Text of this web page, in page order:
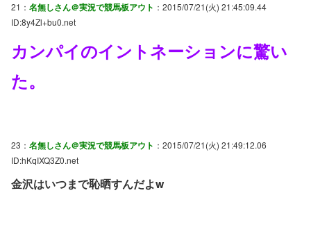
21： 名無しさん＠実況で競馬板アウト ：2015/07/21(火) 21:45:09.44
ID:8y4Zl+bu0.net
カンパイのイントネーションに驚い
た。
23： 名無しさん＠実況で競馬板アウト ：2015/07/21(火) 21:49:12.06
ID:hKqIXQ3Z0.net
金沢はいつまで恥晒すんだよw